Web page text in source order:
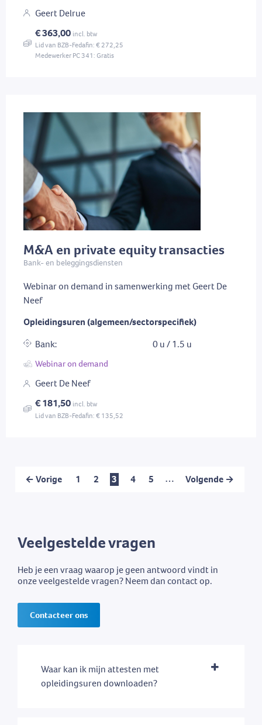
Geert Delrue
€ 363,00 incl. btw
Lid van BZB-Fedafin: € 272,25
Medewerker PC 341: Gratis
M&A en private equity transacties
Bank- en beleggingsdiensten
Webinar on demand in samenwerking met Geert De
Neef
Opleidingsuren (algemeen/sectorspecifiek)
Bank:
0 u / 1.5 u
Webinar on demand
Geert De Neef
€ 181,50 incl. btw
Lid van BZB-Fedafin: € 135,52
← Vorige 1 2 3 4 5 … Volgende →
Veelgestelde vragen
Heb je een vraag waarop je geen antwoord vindt in
onze veelgestelde vragen? Neem dan contact op.
Contacteer ons
Waar kan ik mijn attesten met
opleidingsuren downloaden?